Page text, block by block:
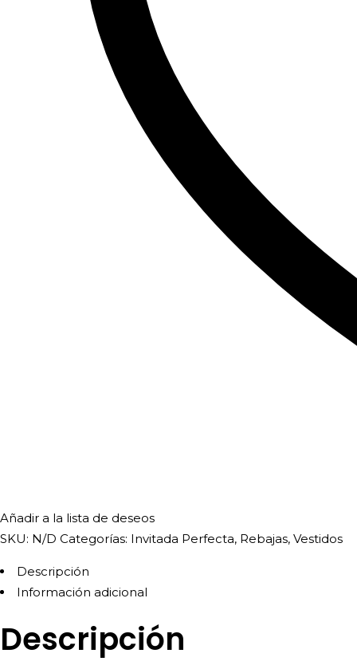
Añadir a la lista de deseos
SKU: N/D Categorías: Invitada Perfecta, Rebajas, Vestidos
Descripción
Información adicional
Descripción